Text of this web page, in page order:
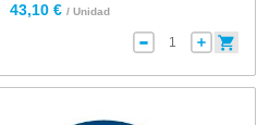
43,10 € / Unidad